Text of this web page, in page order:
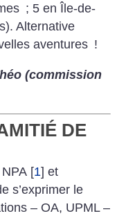
; 5 en Île-de-
Alternative
aventures !
(commission
DE
[1] et
s’exprimer le
– OA, UPML –